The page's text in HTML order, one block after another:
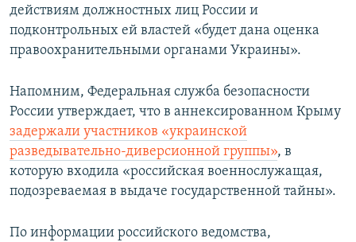
действиям должностных лиц России и
подконтрольных ей властей «будет дана оценка
правоохранительными органами Украины».
Напомним, Федеральная служба безопасности
России утверждает, что в аннексированном Крыму
задержали участников «украинской
разведывательно-диверсионной группы», в
которую входила «российская военнослужащая,
подозреваемая в выдаче государственной тайны».
По информации российского ведомства,